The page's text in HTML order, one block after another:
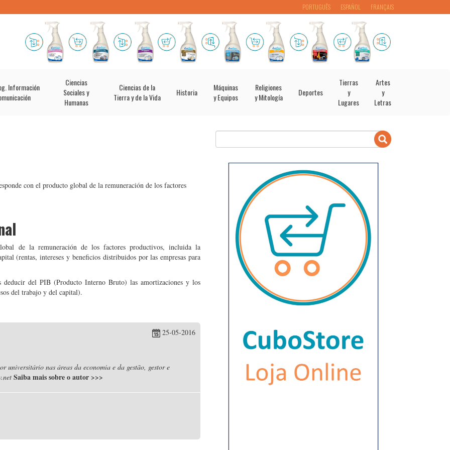
PORTUGUÊS ESPAÑOL FRANÇAIS
Información
Ciencias
Sociales y
Humanas
Ciencias de la
Tierra y de la Vida
Historia
Máquinas
y Equipos
Religiones
y Mitología
Deportes
Tierras
y
Lugares
Artes
y
Letras
con el producto global de la remuneración de los factores
de la remuneración de los factores productivos, incluida la
(rentas, intereses y beneficios distribuidos por las empresas para
del PIB (Producto Interno Bruto) las amortizaciones y los
del trabajo y del capital).
25-05-2016
universitário nas áreas da economia e da gestão, gestor e
Saiba mais sobre o autor >>>